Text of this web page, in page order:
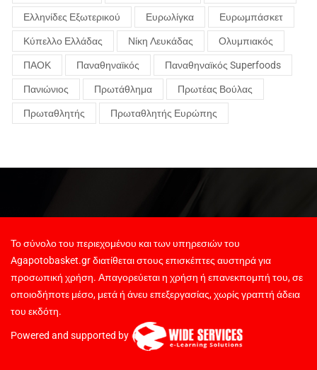
Ελληνίδες Εξωτερικού Ευρωλίγκα Ευρωμπάσκετ
Κύπελλο Ελλάδας Νίκη Λευκάδας Ολυμπιακός
ΠΑΟΚ Παναθηναϊκός Παναθηναϊκός Superfoods
Πανιώνιος Πρωτάθλημα Πρωτέας Βούλας
Πρωταθλητής Πρωταθλητής Ευρώπης
Το σύνολο του περιεχομένου και των υπηρεσιών του
Agapotobasket.gr διατίθεται στους επισκέπτες αυστηρά για
προσωπική χρήση. Απαγορεύεται η χρήση ή επανεκπομπή του, σε
οποιοδήποτε μέσο, μετά ή άνευ επεξεργασίας, χωρίς γραπτή άδεια
του εκδότη.
Powered and supported by